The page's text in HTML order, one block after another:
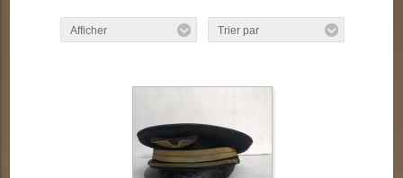
Afficher Trier par